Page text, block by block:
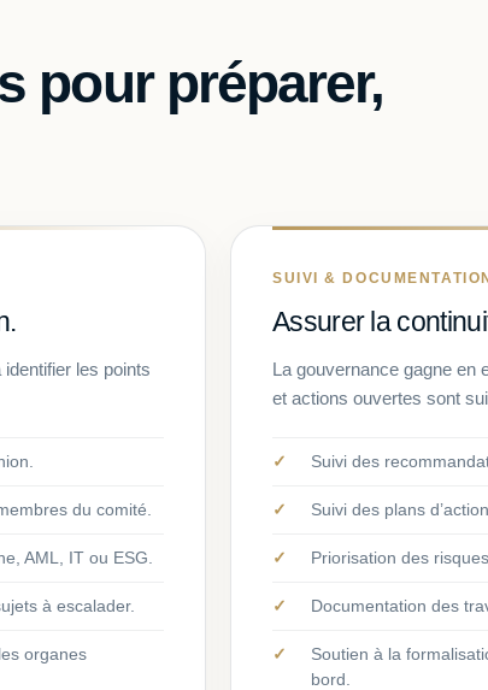
pour préparer,
les points
du comité.
AML, IT ou ESG.
à escalader.
organes
SUIVI &
Assurer la
La gouvernance gagne en
et actions ouvertes sont
Suivi des
Suivi des plans
Priorisation des
Documentation des
Soutien à la
bord.